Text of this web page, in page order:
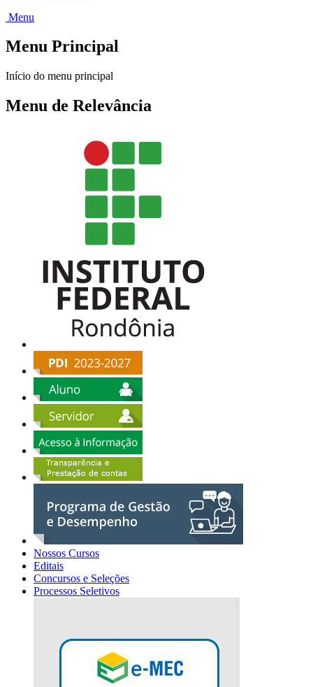
Menu
Menu Principal
Início do menu principal
Menu de Relevância
Nossos Cursos
Editais
Concursos e Seleções
Processos Seletivos